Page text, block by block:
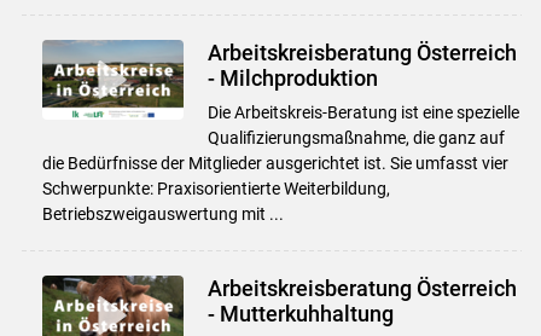
Arbeitskreisberatung Österreich
- Milchproduktion
Die Arbeitskreis-Beratung ist eine spezielle
Qualifizierungsmaßnahme, die ganz auf
die Bedürfnisse der Mitglieder ausgerichtet ist. Sie umfasst vier
Schwerpunkte: Praxisorientierte Weiterbildung,
Betriebszweigauswertung mit ...
Arbeitskreisberatung Österreich
- Mutterkuhhaltung